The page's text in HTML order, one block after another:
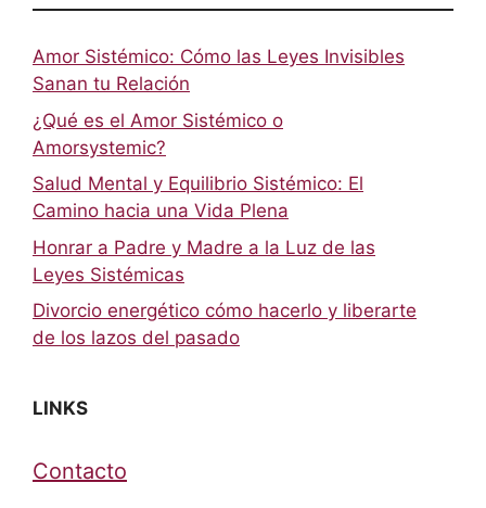
Amor Sistémico: Cómo las Leyes Invisibles
Sanan tu Relación
¿Qué es el Amor Sistémico o
Amorsystemic?
Salud Mental y Equilibrio Sistémico: El
Camino hacia una Vida Plena
Honrar a Padre y Madre a la Luz de las
Leyes Sistémicas
Divorcio energético cómo hacerlo y liberarte
de los lazos del pasado
LINKS
Contacto